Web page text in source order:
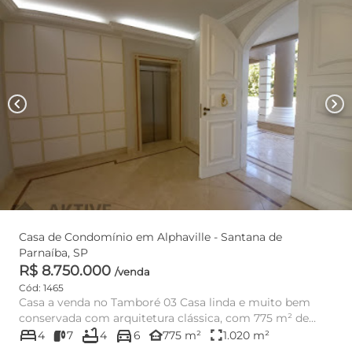
chevron_left chevron_right
Casa de Condomínio em Alphaville - Santana de
Parnaíba, SP
R$ 8.750.000 /venda
Cód: 1465
Casa a venda no Tamboré 03 Casa linda e muito bem
conservada com arquitetura clássica, com 775 m² de
área construíd...
bed4 7 bathtub4 directions_car6 other_houses775 m² fullscreen1.020 m²